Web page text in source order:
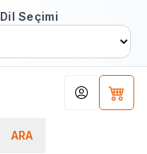
Seçimi
ARA
Hesabım